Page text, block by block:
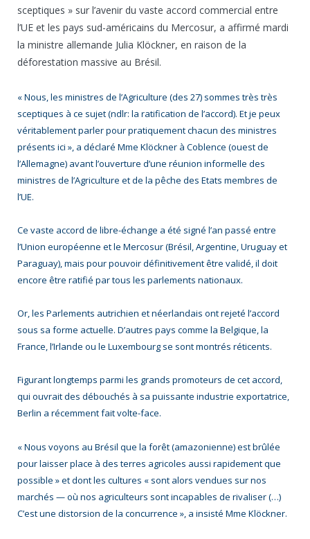
sceptiques » sur l’avenir du vaste accord commercial entre
l’UE et les pays sud-américains du Mercosur, a affirmé mardi
la ministre allemande Julia Klöckner, en raison de la
déforestation massive au Brésil.
« Nous, les ministres de l’Agriculture (des 27) sommes très très
sceptiques à ce sujet (ndlr: la ratification de l’accord). Et je peux
véritablement parler pour pratiquement chacun des ministres
présents ici », a déclaré Mme Klöckner à Coblence (ouest de
l’Allemagne) avant l’ouverture d’une réunion informelle des
ministres de l’Agriculture et de la pêche des Etats membres de
l’UE.
Ce vaste accord de libre-échange a été signé l’an passé entre
l’Union européenne et le Mercosur (Brésil, Argentine, Uruguay et
Paraguay), mais pour pouvoir définitivement être validé, il doit
encore être ratifié par tous les parlements nationaux.
Or, les Parlements autrichien et néerlandais ont rejeté l’accord
sous sa forme actuelle. D’autres pays comme la Belgique, la
France, l’Irlande ou le Luxembourg se sont montrés réticents.
Figurant longtemps parmi les grands promoteurs de cet accord,
qui ouvrait des débouchés à sa puissante industrie exportatrice,
Berlin a récemment fait volte-face.
« Nous voyons au Brésil que la forêt (amazonienne) est brûlée
pour laisser place à des terres agricoles aussi rapidement que
possible » et dont les cultures « sont alors vendues sur nos
marchés — où nos agriculteurs sont incapables de rivaliser (…)
C’est une distorsion de la concurrence », a insisté Mme Klöckner.